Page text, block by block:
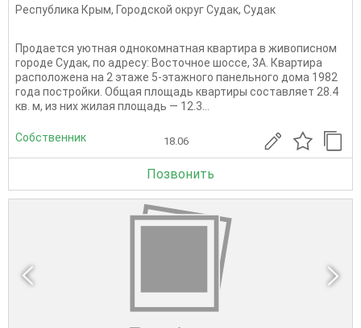
Республика Крым, Городской округ Судак, Судак
Продается уютная однокомнатная квартира в живописном
городе Судак, по адресу: Восточное шоссе, 3А. Квартира
расположена на 2 этаже 5-этажного панельного дома 1982
года постройки. Общая площадь квартиры составляет 28.4
кв. м, из них жилая площадь — 12.3...
Собственник 18.06
Позвонить